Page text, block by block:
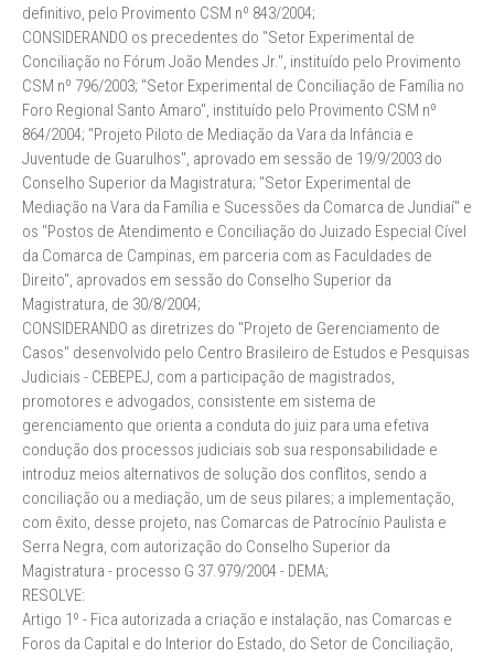
definitivo, pelo Provimento CSM nº 843/2004;
CONSIDERANDO os precedentes do "Setor Experimental de
Conciliação no Fórum João Mendes Jr.", instituído pelo Provimento
CSM nº 796/2003; "Setor Experimental de Conciliação de Família no
Foro Regional Santo Amaro", instituído pelo Provimento CSM nº
864/2004; "Projeto Piloto de Mediação da Vara da Infância e
Juventude de Guarulhos", aprovado em sessão de 19/9/2003 do
Conselho Superior da Magistratura; "Setor Experimental de
Mediação na Vara da Família e Sucessões da Comarca de Jundiaí" e
os "Postos de Atendimento e Conciliação do Juizado Especial Cível
da Comarca de Campinas, em parceria com as Faculdades de
Direito", aprovados em sessão do Conselho Superior da
Magistratura, de 30/8/2004;
CONSIDERANDO as diretrizes do "Projeto de Gerenciamento de
Casos" desenvolvido pelo Centro Brasileiro de Estudos e Pesquisas
Judiciais - CEBEPEJ, com a participação de magistrados,
promotores e advogados, consistente em sistema de
gerenciamento que orienta a conduta do juiz para uma efetiva
condução dos processos judiciais sob sua responsabilidade e
introduz meios alternativos de solução dos conflitos, sendo a
conciliação ou a mediação, um de seus pilares; a implementação,
com êxito, desse projeto, nas Comarcas de Patrocínio Paulista e
Serra Negra, com autorização do Conselho Superior da
Magistratura - processo G 37.979/2004 - DEMA;
RESOLVE:
Artigo 1º - Fica autorizada a criação e instalação, nas Comarcas e
Foros da Capital e do Interior do Estado, do Setor de Conciliação,